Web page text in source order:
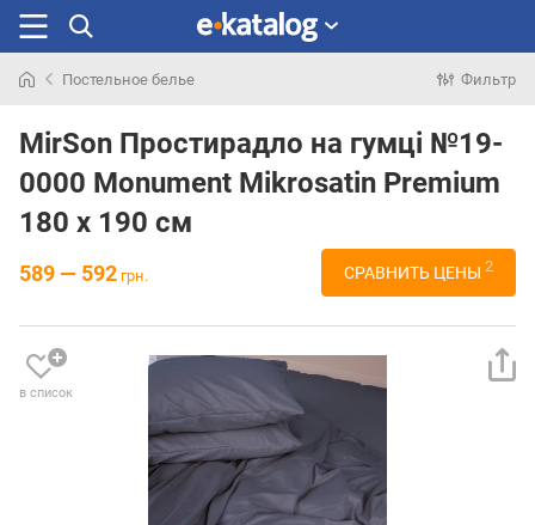
раньше
Постельное белье Фильтр
MirSon Простирадло на гумці №19-
0000 Monument Mikrosatin Premium
180 х 190 см
589 — 592 грн. СРАВНИТЬ ЦЕНЫ 2
в список